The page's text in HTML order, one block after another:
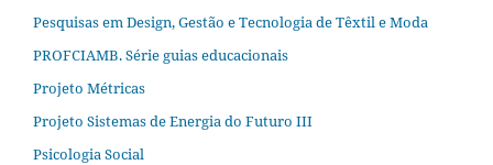
Pesquisas em Design, Gestão e Tecnologia de Têxtil e Moda
PROFCIAMB. Série guias educacionais
Projeto Métricas
Projeto Sistemas de Energia do Futuro III
Psicologia Social